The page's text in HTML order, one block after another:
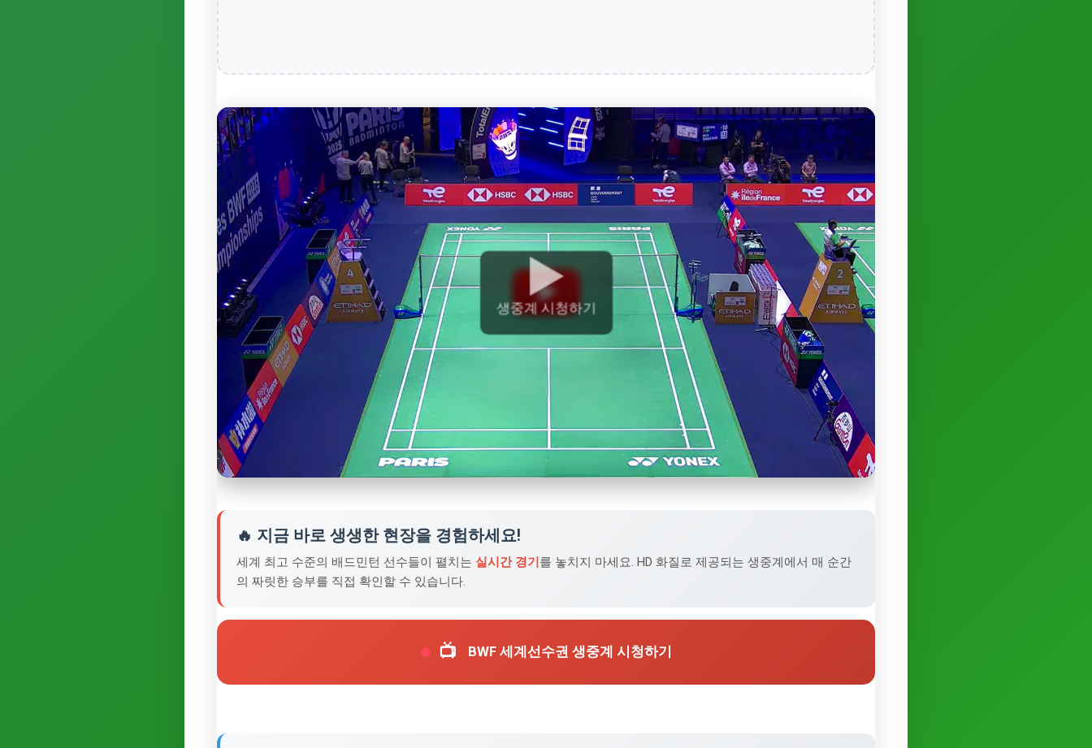
▶️
생중계 시청하기
🔥 지금 바로 생생한 현장을 경험하세요!
세계 최고 수준의 배드민턴 선수들이 펼치는 실시간 경기를 놓치지 마세요. HD 화질로 제공되는 생중계에서 매 순간
의 짜릿한 승부를 직접 확인할 수 있습니다.
📺 BWF 세계선수권 생중계 시청하기